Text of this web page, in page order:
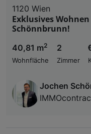
1120 Wien
Exklusives
Schönnbrunn!
40,81 m2
Wohnfläche
2
Zimmer
Jochen